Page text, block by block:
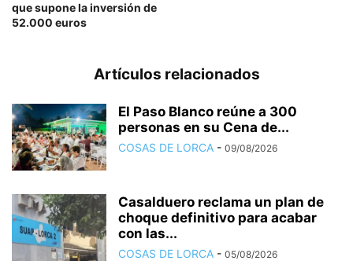
que supone la inversión de
52.000 euros
Artículos relacionados
El Paso Blanco reúne a 300
personas en su Cena de...
COSAS DE LORCA - 09/08/2026
Casalduero reclama un plan de
choque definitivo para acabar
con las...
COSAS DE LORCA - 05/08/2026